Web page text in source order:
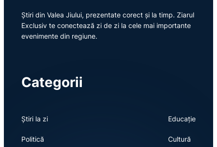
Știri din Valea Jiului, prezentate corect și la timp. Ziarul
Exclusiv te conectează zi de zi la cele mai importante
evenimente din regiune.
Categorii
Știri la zi
Politică
Educație
Cultură